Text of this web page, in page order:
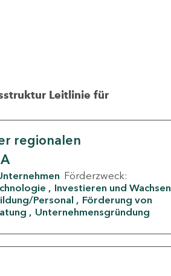
Leitlinie für
regionalen
Förderzweck:
Investieren und Wachsen
Personal
Förderung von
Unternehmensgründung